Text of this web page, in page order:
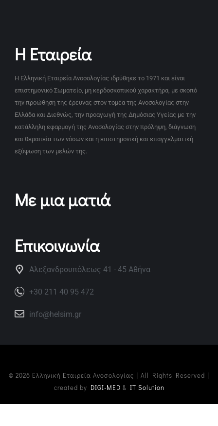
Η Εταιρεία
Η Ελληνική Εταιρεία Ανοσολογίας ιδρύθηκε το 1971 και είναι
επιστημονικό Σωματείο, μη κερδοσκοπικού χαρακτήρα, με σκοπό
την προώθηση της έρευνας στον τομέα της Ανοσολογίας στην
Ελλάδα και Διεθνώς, την προαγωγή της Δημόσιας Υγείας με την
κατάλληλη εφαρμογή της Ανοσολογίας στην πρόληψη, διάγνωση
και θεραπεία των νόσων και η επιστημονική και επαγγελματική
εξύψωση των μελών της.
Με μια ματιά
Επικοινωνία
Αλεξανδρουπόλεως 41 - 45 Αθήνα
+30 211 40 95 472
info@helsim.gr
© 2026 Ελληνική Εταιρεία Ανοσολογίας | All Rights Reserved |
created by DIGI-MED & IT Solution